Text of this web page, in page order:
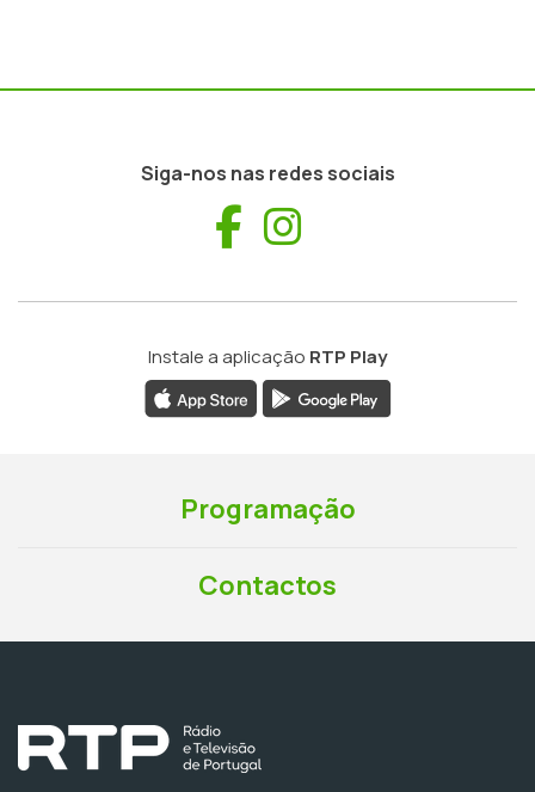
Siga-nos nas redes sociais
Facebook
Instale a aplicação RTP Play
Programação
Contactos